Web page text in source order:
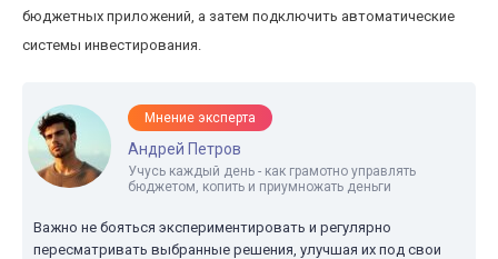
бюджетных приложений, а затем подключить автоматические
системы инвестирования.
Мнение эксперта
Андрей Петров
Учусь каждый день - как грамотно управлять
бюджетом, копить и приумножать деньги
Важно не бояться экспериментировать и регулярно
пересматривать выбранные решения, улучшая их под свои